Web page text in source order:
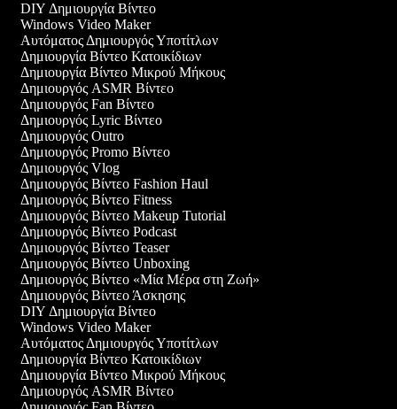
DIY Δημιουργία Βίντεο
Windows Video Maker
Αυτόματος Δημιουργός Υποτίτλων
Δημιουργία Βίντεο Κατοικίδιων
Δημιουργία Βίντεο Μικρού Μήκους
Δημιουργός ASMR Βίντεο
Δημιουργός Fan Βίντεο
Δημιουργός Lyric Βίντεο
Δημιουργός Outro
Δημιουργός Promo Βίντεο
Δημιουργός Vlog
Δημιουργός Βίντεο Fashion Haul
Δημιουργός Βίντεο Fitness
Δημιουργός Βίντεο Makeup Tutorial
Δημιουργός Βίντεο Podcast
Δημιουργός Βίντεο Teaser
Δημιουργός Βίντεο Unboxing
Δημιουργός Βίντεο «Μία Μέρα στη Ζωή»
Δημιουργός Βίντεο Άσκησης
DIY Δημιουργία Βίντεο
Windows Video Maker
Αυτόματος Δημιουργός Υποτίτλων
Δημιουργία Βίντεο Κατοικίδιων
Δημιουργία Βίντεο Μικρού Μήκους
Δημιουργός ASMR Βίντεο